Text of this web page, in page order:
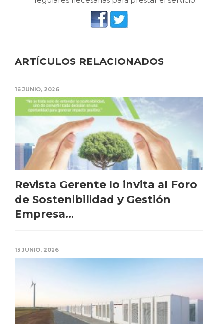
ARTÍCULOS RELACIONADOS
16 JUNIO, 2026
Revista Gerente lo invita al Foro
de Sostenibilidad y Gestión
Empresa...
13 JUNIO, 2026